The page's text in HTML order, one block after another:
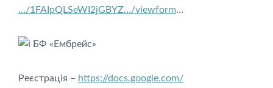
…/1FAIpQLSeWI2jGBYZ…/viewform…
БФ «Ембрейс»
Реєстрація – https://docs.google.com/